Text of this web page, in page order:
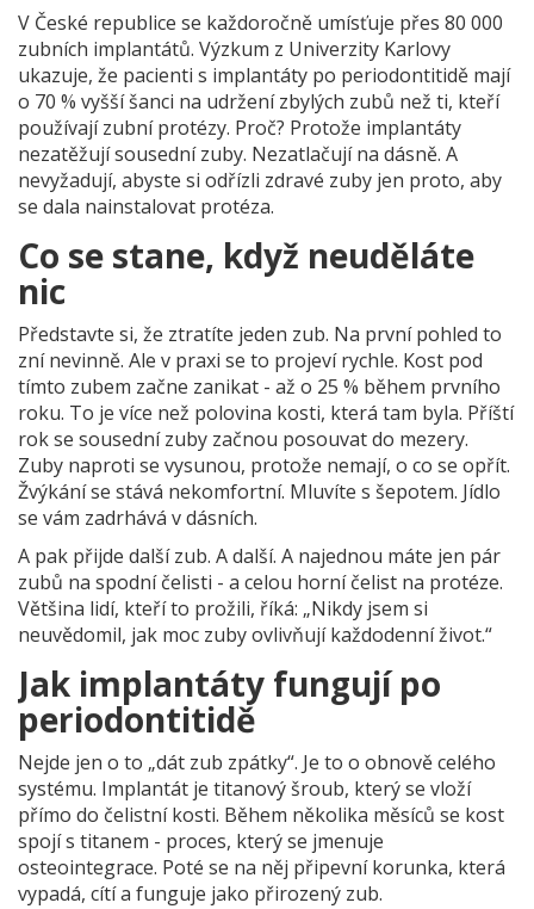
V České republice se každoročně umísťuje přes 80 000
zubních implantátů. Výzkum z Univerzity Karlovy
ukazuje, že pacienti s implantáty po periodontitidě mají
o 70 % vyšší šanci na udržení zbylých zubů než ti, kteří
používají zubní protézy. Proč? Protože implantáty
nezatěžují sousední zuby. Nezatlačují na dásně. A
nevyžadují, abyste si odřízli zdravé zuby jen proto, aby
se dala nainstalovat protéza.
Co se stane, když neuděláte
nic
Představte si, že ztratíte jeden zub. Na první pohled to
zní nevinně. Ale v praxi se to projeví rychle. Kost pod
tímto zubem začne zanikat - až o 25 % během prvního
roku. To je více než polovina kosti, která tam byla. Příští
rok se sousední zuby začnou posouvat do mezery.
Zuby naproti se vysunou, protože nemají, o co se opřít.
Žvýkání se stává nekomfortní. Mluvíte s šepotem. Jídlo
se vám zadrhává v dásních.
A pak přijde další zub. A další. A najednou máte jen pár
zubů na spodní čelisti - a celou horní čelist na protéze.
Většina lidí, kteří to prožili, říká: „Nikdy jsem si
neuvědomil, jak moc zuby ovlivňují každodenní život.“
Jak implantáty fungují po
periodontitidě
Nejde jen o to „dát zub zpátky“. Je to o obnově celého
systému. Implantát je titanový šroub, který se vloží
přímo do čelistní kosti. Během několika měsíců se kost
spojí s titanem - proces, který se jmenuje
osteointegrace. Poté se na něj připevní korunka, která
vypadá, cítí a funguje jako přirozený zub.